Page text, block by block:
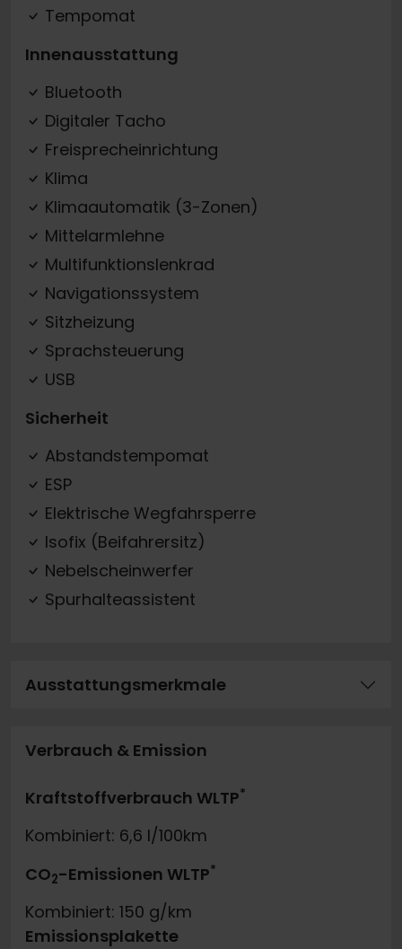
Tempomat
Innenausstattung
Bluetooth
Digitaler Tacho
Freisprecheinrichtung
Klima
Klimaautomatik (3-Zonen)
Mittelarmlehne
Multifunktionslenkrad
Navigationssystem
Sitzheizung
Sprachsteuerung
USB
Sicherheit
Abstandstempomat
ESP
Elektrische Wegfahrsperre
Isofix (Beifahrersitz)
Nebelscheinwerfer
Spurhalteassistent
Ausstattungsmerkmale
Verbrauch & Emission
Kraftstoffverbrauch WLTP*
Kombiniert: 6,6 l/100km
CO2-Emissionen WLTP*
Kombiniert: 150 g/km
Emissionsplakette